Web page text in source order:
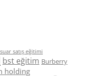
satış eğitimi
bst eğitim Burberry
holding